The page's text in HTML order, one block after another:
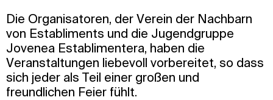
Die Organisatoren, der Verein der Nachbarn
von Establiments und die Jugendgruppe
Jovenea Establimentera, haben die
Veranstaltungen liebevoll vorbereitet, so dass
sich jeder als Teil einer großen und
freundlichen Feier fühlt.